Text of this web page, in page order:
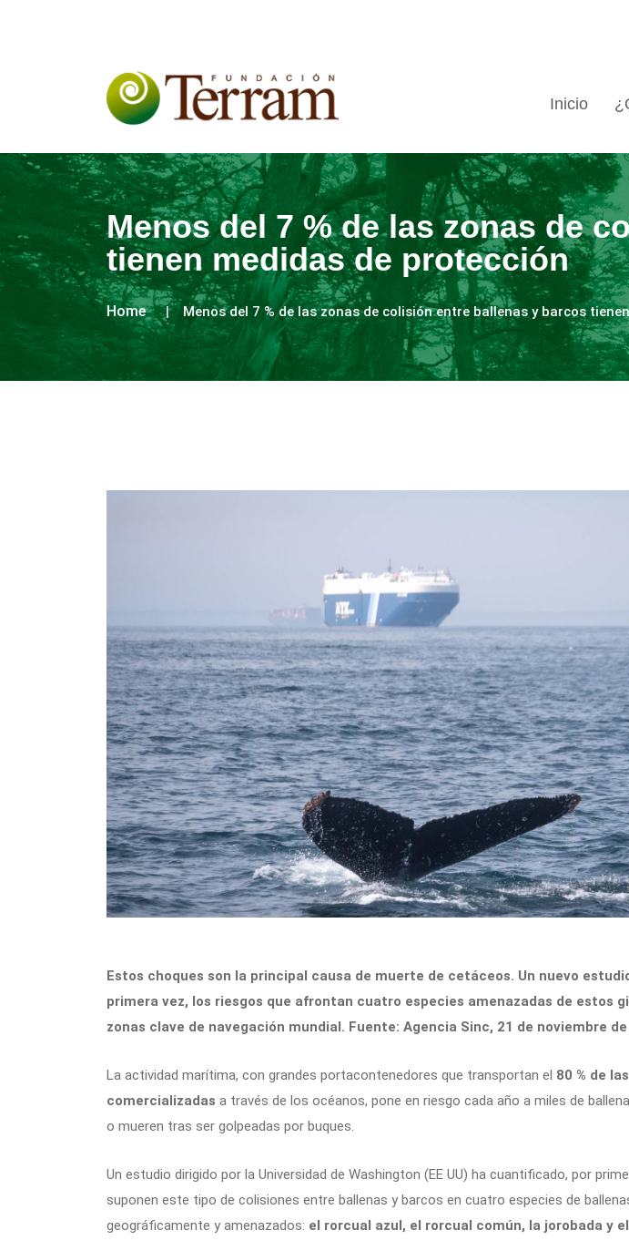
Inicio
Menos del 7 % de las zonas de
tienen medidas de protección
Home Menos del 7 % de las zonas de colisión entre ballenas y barcos
Estos choques son la principal causa de muerte de cetáceos. Un nuevo
primera vez, los riesgos que afrontan cuatro especies amenazadas de estos
zonas clave de navegación mundial. Fuente: Agencia Sinc, 21 de noviembre de
La actividad marítima, con grandes portacontenedores que transportan el 80 % de
comercializadas a través de los océanos, pone en riesgo cada año a miles de
o mueren tras ser golpeadas por buques.
Un estudio dirigido por la Universidad de Washington (EE UU) ha cuantificado, por
suponen este tipo de colisiones entre ballenas y barcos en cuatro especies de
geográficamente y amenazados: el rorcual azul, el rorcual común, la jorobada y